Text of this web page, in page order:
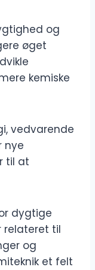
og
øget
kemiske
vedvarende
nye
til at
dygtige
relateret til
og
et felt